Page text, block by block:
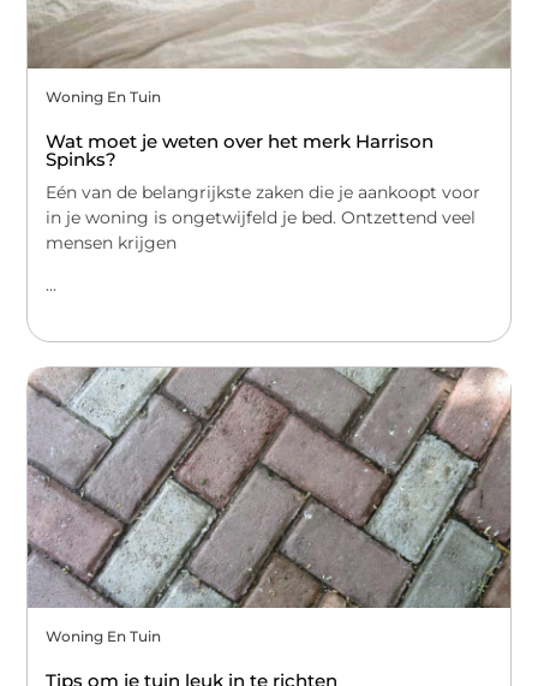
Woning En Tuin
Wat moet je weten over het merk Harrison
Spinks?
Eén van de belangrijkste zaken die je aankoopt voor
in je woning is ongetwijfeld je bed. Ontzettend veel
mensen krijgen
...
Woning En Tuin
Tips om je tuin leuk in te richten